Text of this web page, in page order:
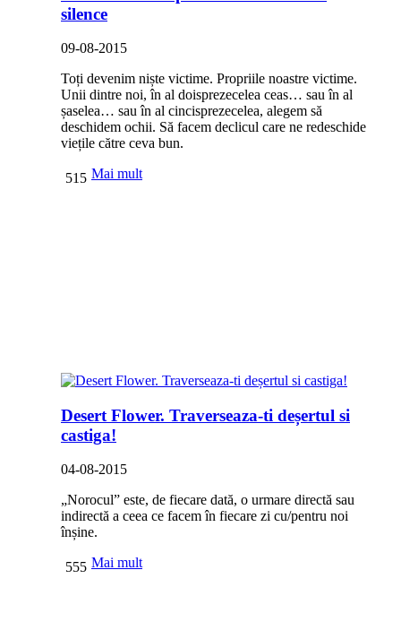
silence
09-08-2015
Toți devenim niște victime. Propriile noastre victime.
Unii dintre noi, în al doisprezecelea ceas… sau în al
șaselea… sau în al cincisprezecelea, alegem să
deschidem ochii. Să facem declicul care ne redeschide
viețile către ceva bun.
Mai mult
515
Desert Flower. Traverseaza-ti deșertul si
castiga!
04-08-2015
„Norocul” este, de fiecare dată, o urmare directă sau
indirectă a ceea ce facem în fiecare zi cu/pentru noi
înșine.
Mai mult
555